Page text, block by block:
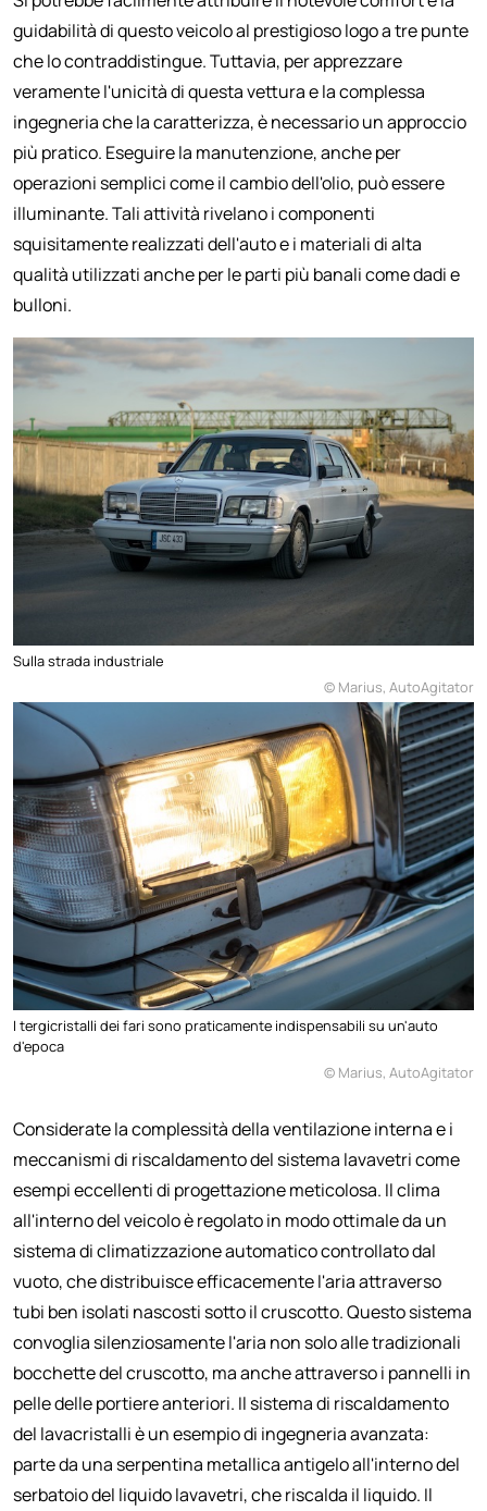
guidabilità di questo veicolo al prestigioso logo a tre punte
che lo contraddistingue. Tuttavia, per apprezzare
veramente l'unicità di questa vettura e la complessa
ingegneria che la caratterizza, è necessario un approccio
più pratico. Eseguire la manutenzione, anche per
operazioni semplici come il cambio dell'olio, può essere
illuminante. Tali attività rivelano i componenti
squisitamente realizzati dell'auto e i materiali di alta
qualità utilizzati anche per le parti più banali come dadi e
bulloni.
Sulla strada industriale
© Marius, AutoAgitator
I tergicristalli dei fari sono praticamente indispensabili su un'auto
d'epoca
© Marius, AutoAgitator
Considerate la complessità della ventilazione interna e i
meccanismi di riscaldamento del sistema lavavetri come
esempi eccellenti di progettazione meticolosa. Il clima
all'interno del veicolo è regolato in modo ottimale da un
sistema di climatizzazione automatico controllato dal
vuoto, che distribuisce efficacemente l'aria attraverso
tubi ben isolati nascosti sotto il cruscotto. Questo sistema
convoglia silenziosamente l'aria non solo alle tradizionali
bocchette del cruscotto, ma anche attraverso i pannelli in
pelle delle portiere anteriori. Il sistema di riscaldamento
del lavacristalli è un esempio di ingegneria avanzata:
parte da una serpentina metallica antigelo all'interno del
serbatoio del liquido lavavetri, che riscalda il liquido. Il